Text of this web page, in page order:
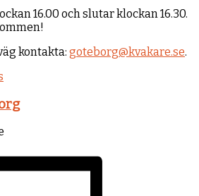
16.00 och slutar klockan 16.30.
kontakta: goteborg@kvakare.se.